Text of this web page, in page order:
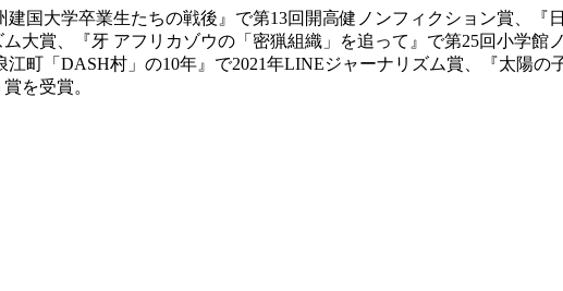
国大学卒業生たちの戦後』で第13回開高健ノンフィクション賞、『
大賞、『牙 アフリカゾウの「密猟組織」を追って』で第25回小学
町「DASH村」の10年』で2021年LINEジャーナリズム賞、『太陽
を受賞。